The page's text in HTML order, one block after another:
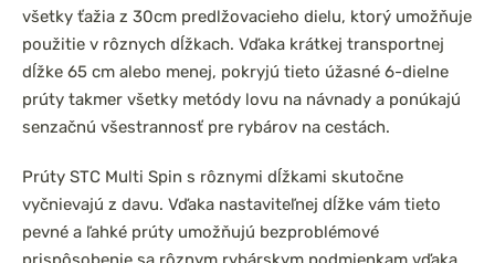
všetky ťažia z 30cm predlžovacieho dielu, ktorý umožňuje
použitie v rôznych dĺžkach. Vďaka krátkej transportnej
dĺžke 65 cm alebo menej, pokryjú tieto úžasné 6-dielne
prúty takmer všetky metódy lovu na návnady a ponúkajú
senzačnú všestrannosť pre rybárov na cestách.
Prúty STC Multi Spin s rôznymi dĺžkami skutočne
vyčnievajú z davu. Vďaka nastaviteľnej dĺžke vám tieto
pevné a ľahké prúty umožňujú bezproblémové